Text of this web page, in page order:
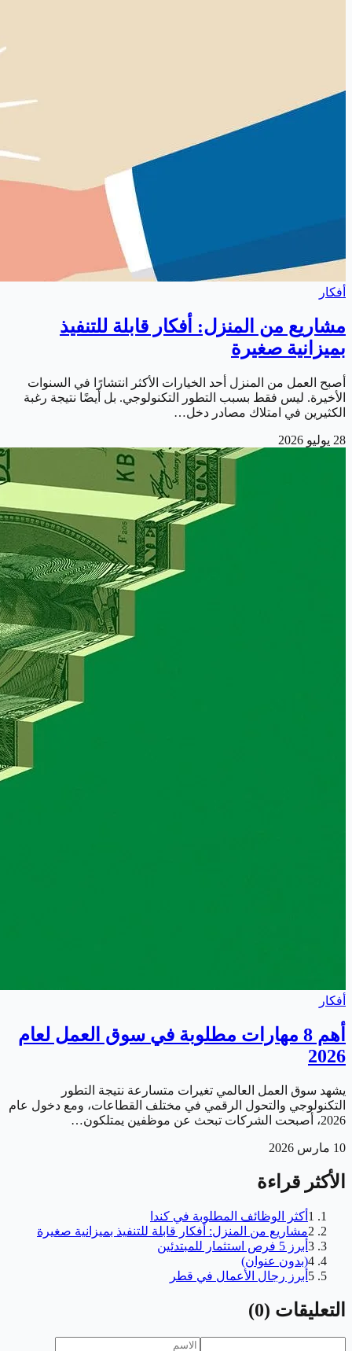
أفكار
مشاريع من المنزل: أفكار قابلة للتنفيذ
بميزانية صغيرة
أصبح العمل من المنزل أحد الخيارات الأكثر انتشارًا في السنوات
الأخيرة. ليس فقط بسبب التطور التكنولوجي. بل أيضًا نتيجة رغبة
الكثيرين في امتلاك مصادر دخل…
28 يوليو 2026
أفكار
أهم 8 مهارات مطلوبة في سوق العمل لعام
2026
يشهد سوق العمل العالمي تغيرات متسارعة نتيجة التطور
التكنولوجي والتحول الرقمي في مختلف القطاعات، ومع دخول عام
2026، أصبحت الشركات تبحث عن موظفين يمتلكون…
10 مارس 2026
الأكثر قراءة
1 أكثر الوظائف المطلوبة في كندا
2مشاريع من المنزل: أفكار قابلة للتنفيذ بميزانية صغيرة
3 أبرز 5 فرص استثمار للمبتدئين
4(بدون عنوان)
5 أبرز رجال الأعمال في قطر
التعليقات (
0
)